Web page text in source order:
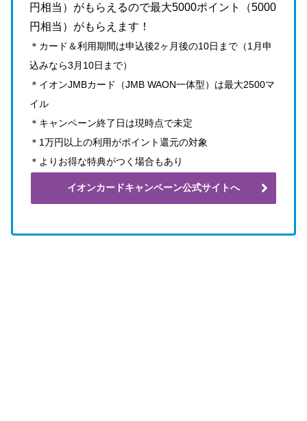
円相当）がもらえるので最大5000ポイント（5000
円相当）がもらえます！
＊カード＆利用期間は申込後2ヶ月後の10日まで（1月申
込みなら3月10日まで）
＊イオンJMBカード（JMB WAON一体型）は最大2500マ
イル
＊キャンペーン終了日は現時点で未定
＊1万円以上の利用がポイント還元の対象
＊よりお得な特典がつく場合もあり
イオンカードキャンペーン公式サイトへ